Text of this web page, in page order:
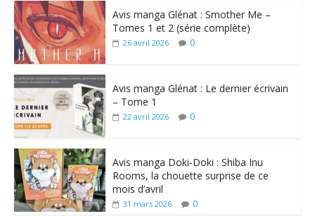
Avis manga Glénat : Smother Me –
Tomes 1 et 2 (série complète)
26 avril 2026 0
Avis manga Glénat : Le dernier écrivain
– Tome 1
22 avril 2026 0
Avis manga Doki-Doki : Shiba Inu
Rooms, la chouette surprise de ce
mois d’avril
31 mars 2026 0